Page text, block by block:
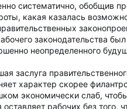
систематично, обобщив
какая казалась
законодательства
неопределенного
заслуга
характер скорее
экономически слаб,
рабочих без того,